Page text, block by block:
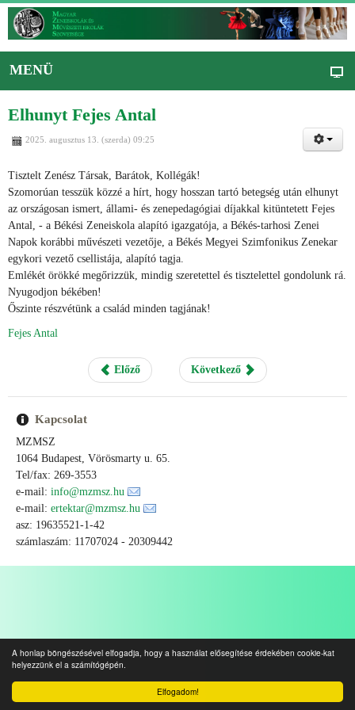
Elfogadom!
A honlap böngészésével elfogadja, hogy a használat elősegítése érdekében cookie-kat
helyezzünk el a számítógépén.
MENÜ
Elhunyt Fejes Antal
2025. augusztus 13. (szerda) 09:25
Tisztelt Zenész Társak, Barátok, Kollégák!
Szomorúan tesszük közzé a hírt, hogy hosszan tartó betegség után elhunyt
az országosan ismert, állami- és zenepedagógiai díjakkal kitüntetett Fejes
Antal, - a Békési Zeneiskola alapító igazgatója, a Békés-tarhosi Zenei
Napok korábbi művészeti vezetője, a Békés Megyei Szimfonikus Zenekar
egykori vezető csellistája, alapító tagja.
Emlékét örökké megőrizzük, mindig szeretettel és tisztelettel gondolunk rá.
Nyugodjon békében!
Őszinte részvétünk a család minden tagjának!
Fejes Antal
Előző Következő
Kapcsolat
MZMSZ
1064 Budapest, Vörösmarty u. 65.
Tel/fax: 269-3553
e-mail: info@mzmsz.hu
e-mail: ertektar@mzmsz.hu
asz: 19635521-1-42
számlaszám: 11707024 - 20309442